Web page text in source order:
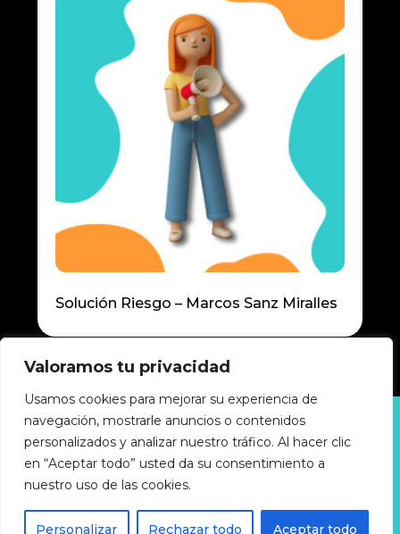
Valoramos tu privacidad
Usamos cookies para mejorar su experiencia de
navegación, mostrarle anuncios o contenidos
personalizados y analizar nuestro tráfico. Al hacer clic
en “Aceptar todo” usted da su consentimiento a
nuestro uso de las cookies.
Personalizar Rechazar todo Aceptar todo
Solución Riesgo – Marcos Sanz Miralles
GUIA-INDUSTRIAL © 2025 Todos los derechos
Política de privacidad
Política de cookies
Accesibilidad
Aviso legal